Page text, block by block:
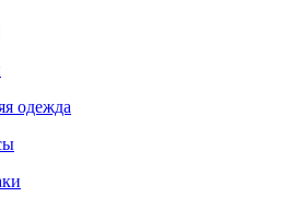
одежда